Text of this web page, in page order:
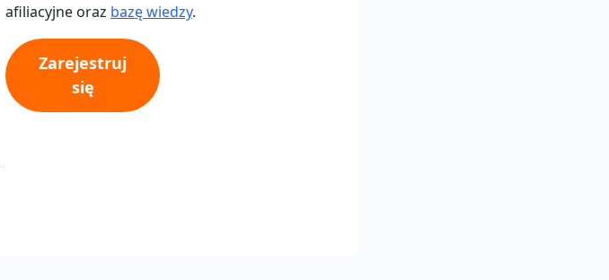
afiliacyjne oraz bazę wiedzy.
Zarejestruj
się